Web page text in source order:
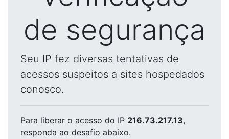
de segurança
Seu IP fez diversas tentativas de
acessos suspeitos a sites hospedados
conosco.
Para liberar o acesso do IP 216.73.217.13,
responda ao desafio abaixo.